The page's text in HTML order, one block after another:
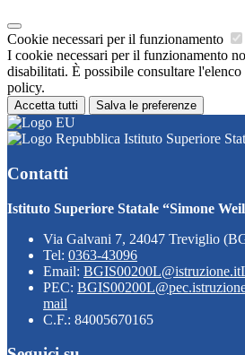
Cookie necessari per il funzionamento
I cookie necessari per il funzionamento
disabilitati. È possibile consultare
policy.
Accetta tutti Salva le preferenze
Istituto Superiore
Contatti
Istituto Superiore Statale “Simone
Via Galvani 7, 24047 Treviglio
Tel: 0363-43096
Email: BGIS00200L@istruzione.it
PEC:
mail
C.F.: 84005670165